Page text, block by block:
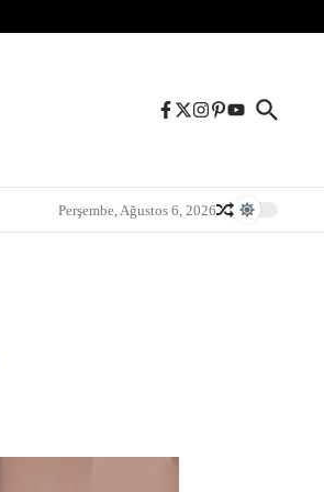
Perşembe, Ağustos 6, 2026